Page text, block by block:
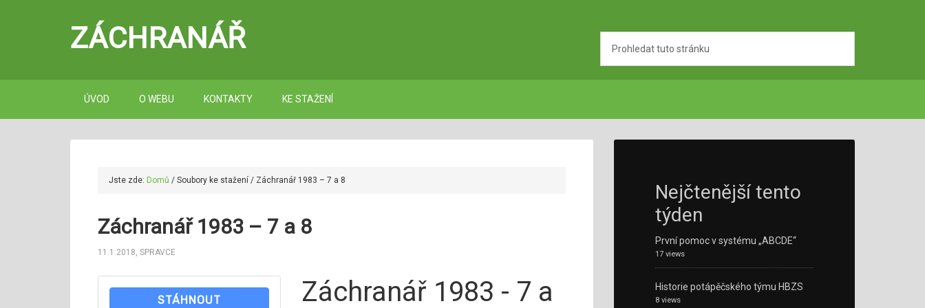
ZÁCHRANÁŘ
ÚVOD O WEBU KONTAKTY KE STAŽENÍ
Jste zde: Domů / Soubory ke stažení / Záchranář 1983 – 7 a 8
Záchranář 1983 – 7 a 8
11.1.2018, SPRAVCE
STÁHNOUT Záchranář 1983 - 7 a
Nejčtenější tento
týden
První pomoc v systému „ABCDE“
17 views
Historie potápěčského týmu HBZS
8 views